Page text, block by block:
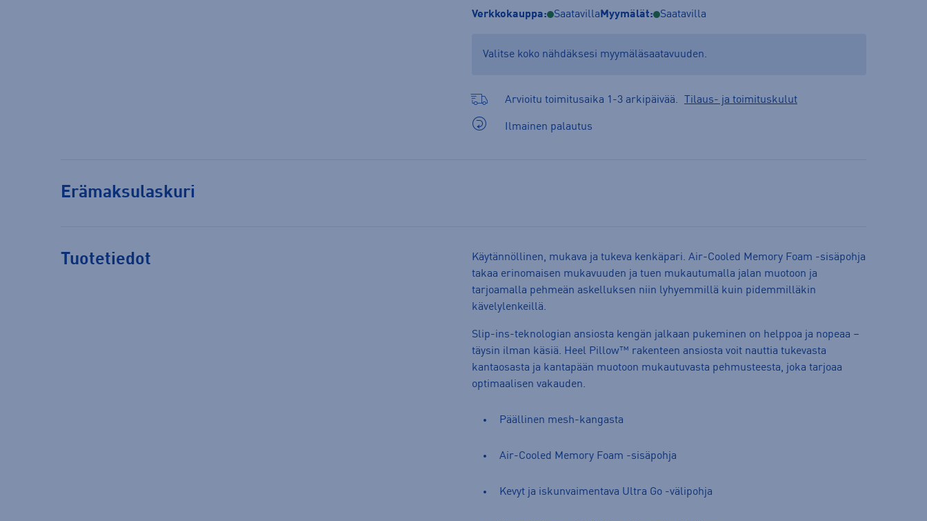
Verkkokauppa: Saatavilla Myymälät: Saatavilla
Valitse koko nähdäksesi myymäläsaatavuuden.
Arvioitu toimitusaika 1-3 arkipäivää. Tilaus- ja toimituskulut
Ilmainen palautus
Erämaksulaskuri
Tuotetiedot
Käytännöllinen, mukava ja tukeva kenkäpari. Air-Cooled Memory Foam -sisäpohja
takaa erinomaisen mukavuuden ja tuen mukautumalla jalan muotoon ja
tarjoamalla pehmeän askelluksen niin lyhyemmillä kuin pidemmilläkin
kävelylenkeillä.
Slip-ins-teknologian ansiosta kengän jalkaan pukeminen on helppoa ja nopeaa –
täysin ilman käsiä. Heel Pillow™ rakenteen ansiosta voit nauttia tukevasta
kantaosasta ja kantapään muotoon mukautuvasta pehmusteesta, joka tarjoaa
optimaalisen vakauden.
Päällinen mesh-kangasta
Air-Cooled Memory Foam -sisäpohja
Kevyt ja iskunvaimentava Ultra Go -välipohja